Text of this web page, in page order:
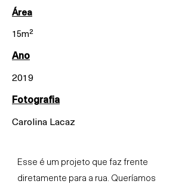
Área
15m²
Ano
2019
Fotografia
Carolina Lacaz
Esse é um projeto que faz frente
diretamente para a rua. Queríamos